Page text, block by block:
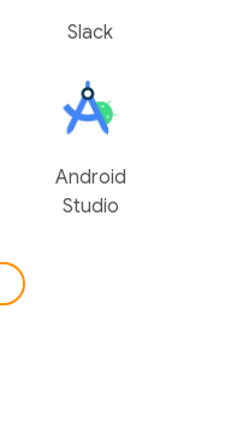
Slack
Android
Studio